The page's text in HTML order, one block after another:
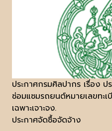
ประกาศกรมศิลปากร เรื่อง ป
ซ่อมแซมรถยนต์หมายเลขท
เฉพาะเจาะจง.
ประกาศจัดซื้อจัดจ้าง